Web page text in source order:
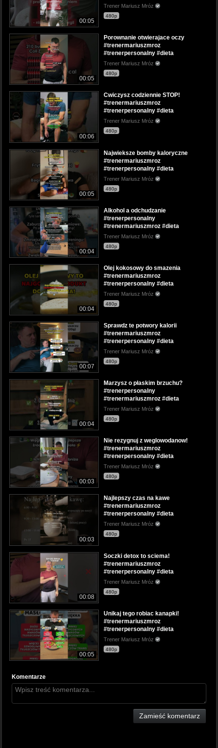
00:05
Trener Mariusz Mróz
480p
00:05
Porownanie otwierajace oczy
#trenermariuszmroz
#trenerpersonalny #dieta
Trener Mariusz Mróz
480p
00:06
Cwiczysz codziennie STOP!
#trenermariuszmroz
#trenerpersonalny #dieta
Trener Mariusz Mróz
480p
00:05
Najwieksze bomby kaloryczne
#trenermariuszmroz
#trenerpersonalny #dieta
Trener Mariusz Mróz
480p
00:04
Alkohol a odchudzanie
#trenerpersonalny
#trenermariuszmroz #dieta
Trener Mariusz Mróz
480p
00:04
Olej kokosowy do smazenia
#trenermariuszmroz
#trenerpersonalny #dieta
Trener Mariusz Mróz
480p
00:07
Sprawdz te potwory kalorii
#trenermariuszmroz
#trenerpersonalny #dieta
Trener Mariusz Mróz
480p
00:04
Marzysz o płaskim brzuchu?
#trenerpersonalny
#trenermariuszmroz #dieta
Trener Mariusz Mróz
480p
00:03
Nie rezygnuj z weglowodanow!
#trenermariuszmroz
#trenerpersonalny #dieta
Trener Mariusz Mróz
480p
00:03
Najlepszy czas na kawe
#trenermariuszmroz
#trenerpersonalny #dieta
Trener Mariusz Mróz
480p
00:08
Soczki detox to sciema!
#trenermariuszmroz
#trenerpersonalny #dieta
Trener Mariusz Mróz
480p
00:05
Unikaj tego robiac kanapki!
#trenermariuszmroz
#trenerpersonalny #dieta
Trener Mariusz Mróz
480p
Komentarze
Zamieść komentarz